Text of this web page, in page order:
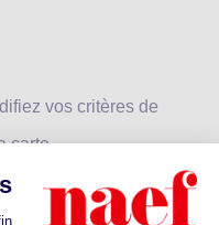
vos critères de
carte.